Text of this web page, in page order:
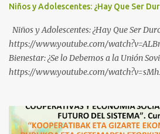
Niños y Adolescentes: ¿Hay Que Ser
Niños y Adolescentes: ¿Hay Que Ser
https://www.youtube.com/
Bienestar: ¿Se lo Debemos a la Unión
https://www.youtube.com/
Industrial https://www.youtube.com/
¿Conoces los nuevos canales de